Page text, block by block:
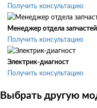
Получить консультацию
Менеджер отдела запчастей
Получить консультацию
Электрик-диагност
Получить консультацию
Выбрать другую